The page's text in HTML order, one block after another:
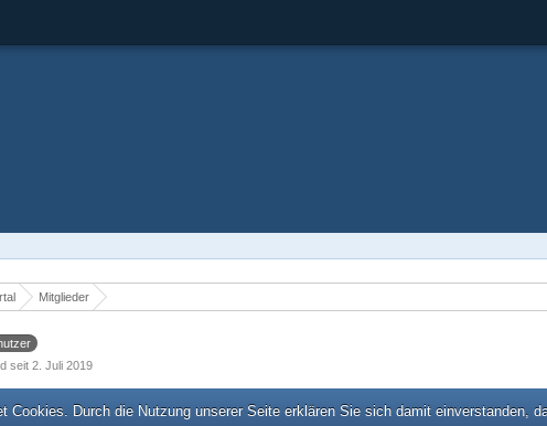
Mitglieder
seit 2. Juli 2019
Cookies. Durch die Nutzung unserer Seite erklären Sie sich damit einverstanden,